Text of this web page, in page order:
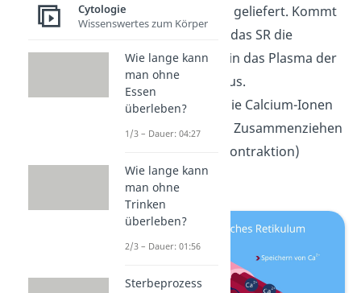
an die Muskeln geliefert. Kommt
es an, schüttet das SR die
Calcium-Ionen in das Plasma der
Muskelzellen aus.
Dadurch sind die Calcium-Ionen
in der Lage, ein Zusammenziehen
des Muskels (Kontraktion)
einzuleiten.
Cytologie
Wissenswertes zum Körper
Wie lange kann
man ohne
Essen
überleben?
1/3 – Dauer: 04:27
Wie lange kann
man ohne
Trinken
überleben?
2/3 – Dauer: 01:56
Sterbeprozess